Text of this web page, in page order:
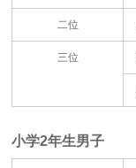
二位
三位
小学2年生男子